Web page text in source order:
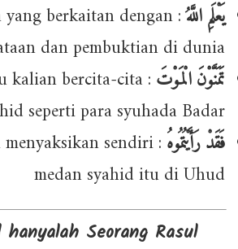
يَعْلَمِ اللَّهُ yang berkaitan dengan
dan pembuktian di dunia
تَمَنَّوْنَ الْمَوْتَ kalian bercita-cita
seperti para syuhada Badar
فَقَدْ رَأَيْتُمُوهُ sendiri
medan syahid itu di Uhud
Seorang Rasul